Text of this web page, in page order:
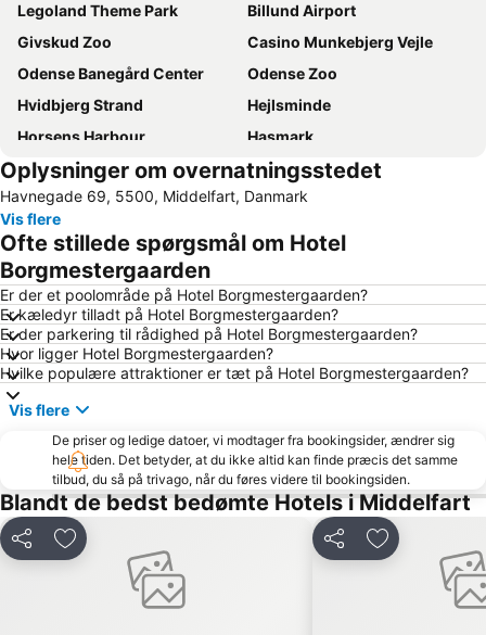
Legoland Theme Park
Billund Airport
Givskud Zoo
Casino Munkebjerg Vejle
Odense Banegård Center
Odense Zoo
Hvidbjerg Strand
Hejlsminde
Horsens Harbour
Hasmark
Fredericia Boat Show
Odense Domkirke
H C Andersen Julemarkedet
Hvidbjerg Strand
Hans Christian Andersen Hus
Vejlby Fed
Hans Christian Andersen Airport
Brandts
Genner
Tarup Center
Vojens Airport
Kelstrup
Grønninghoved Nord
Binderup
Sanct Albani Kirke
Fast and Furious Car Show
Løverodde
Sandager Næs
Kings Garden
Funen Art Museum
Strandparken Skaerbaek
Spoken Word Festival
Denmark Open
Textiles & Fabrics Expo
Oplysninger om overnatningsstedet
Havnegade 69, 5500, Middelfart, Danmark
Vis flere
Ofte stillede spørgsmål om Hotel
Borgmestergaarden
Er der et poolområde på Hotel Borgmestergaarden?
Er kæledyr tilladt på Hotel Borgmestergaarden?
Er der parkering til rådighed på Hotel Borgmestergaarden?
Hvor ligger Hotel Borgmestergaarden?
Hvilke populære attraktioner er tæt på Hotel Borgmestergaarden?
Vis flere
De priser og ledige datoer, vi modtager fra bookingsider, ændrer sig
hele tiden. Det betyder, at du ikke altid kan finde præcis det samme
tilbud, du så på trivago, når du føres videre til bookingsiden.
Blandt de bedst bedømte Hotels i Middelfart
Del Føj til favoritter Del Føj til